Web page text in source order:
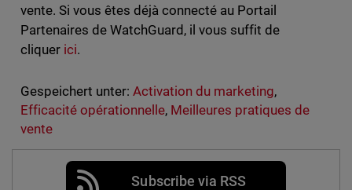
vente. Si vous êtes déjà connecté au Portail
Partenaires de WatchGuard, il vous suffit de
cliquer ici.
Gespeichert unter: Activation du marketing,
Efficacité opérationnelle, Meilleures pratiques de
vente
Subscribe via RSS